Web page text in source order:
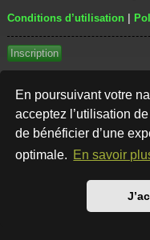
En poursuivant votre
acceptez l’utilisation
de bénéficier d’une
optimale. En savoir
Conditions d’utilisation |
Inscription
Accueil du forum
Développé par
Style par
Traduction